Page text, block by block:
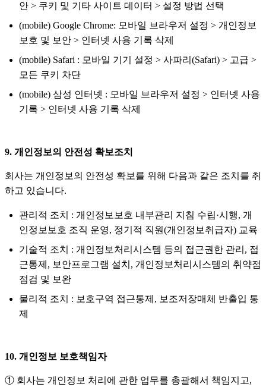
안 > 쿠키 및 기타 사이트 데이터 > 설정 방법 선택
(mobile) Google Chrome: 모바일 브라우저 설정 > 개인정보
보호 및 보안 > 인터넷 사용 기록 삭제
(mobile) Safari : 모바일 기기 설정 > 사파리(Safari) > 고급 >
모든 쿠키 차단
(mobile) 삼성 인터넷 : 모바일 브라우저 설정 > 인터넷 사용
기록 > 인터넷 사용 기록 삭제
9. 개인정보의 안전성 확보조치
회사는 개인정보의 안전성 확보를 위해 다음과 같은 조치를 취
하고 있습니다.
관리적 조치 : 개인정보보호 내부관리 지침 수립·시행, 개
인정보보호 조직 운영, 정기적 직원(개인정보취급자) 교육
기술적 조치 : 개인정보처리시스템 등의 접근권한 관리, 접
근통제, 보안프로그램 설치, 개인정보처리시스템의 취약점
점검 및 보완
물리적 조치 : 보호구역 접근통제, 보조저장매체 반출입 통
제
10. 개인정보 보호책임자
① 회사는 개인정보 처리에 관한 업무를 총괄해서 책임지고,